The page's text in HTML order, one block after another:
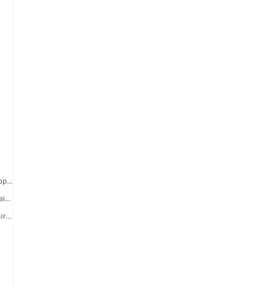
Guebwiller : percement, élargissement, alignement, suppression de rues et places
Guebwiller : entretien, réparation, embellissement, assainissement des rues et places
Guebwiller : police de la voirie (autorisations de construire, tolérances, contraventions, délits, servitudes)